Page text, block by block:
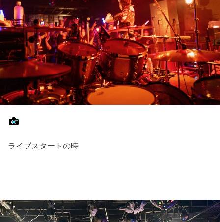
ライブスタートの時